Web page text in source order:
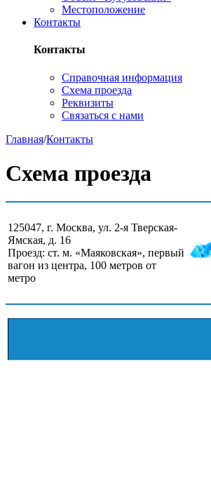
Местоположение
Контакты
Контакты
Справочная информация
Схема проезда
Реквизиты
Связаться с нами
Главная/Контакты
Схема проезда
125047, г. Москва, ул. 2-я Тверская-
Ямская, д. 16
Проезд: ст. м. «Маяковская», первый
вагон из центра, 100 метров от
метро